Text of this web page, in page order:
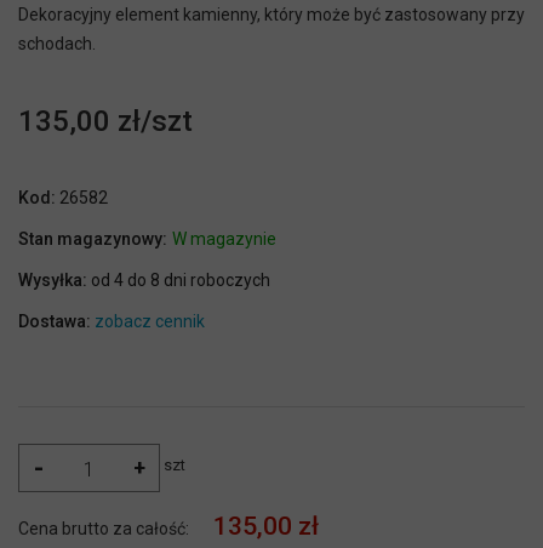
Dekoracyjny element kamienny, który może być zastosowany przy
schodach.
135,00 zł
Kod: 26582
Stan magazynowy: W magazynie
Wysyłka: od 4 do 8 dni roboczych
Dostawa: zobacz cennik
- + szt
Cena brutto za całość: 135,00 zł